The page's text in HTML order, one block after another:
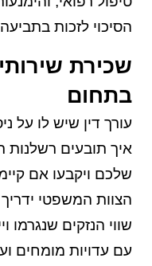
הסיכוי לזכות
שכירת
בתחום
עורך דין שיש לו על
איך תובעים רשלנות
שלכם ויקבעו אם
הצוות המשפטי
שווי הנזקים שנגרמו
עם עדויות מומחים